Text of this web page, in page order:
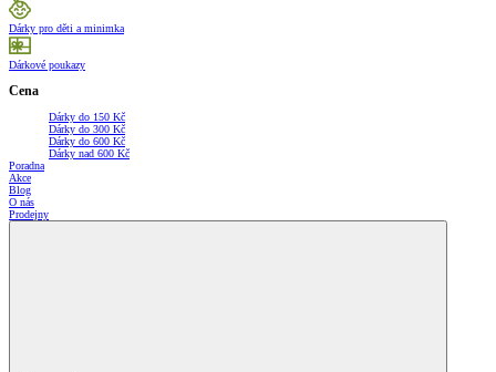
Dárky pro děti a minimka
Dárkové poukazy
Cena
Dárky do 150 Kč
Dárky do 300 Kč
Dárky do 600 Kč
Dárky nad 600 Kč
Poradna
Akce
Blog
O nás
Prodejny